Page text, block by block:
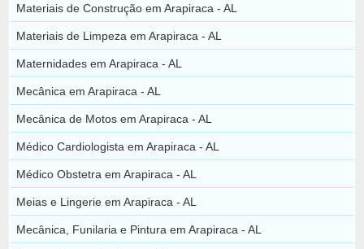
Materiais de Construção em Arapiraca - AL
Materiais de Limpeza em Arapiraca - AL
Maternidades em Arapiraca - AL
Mecânica em Arapiraca - AL
Mecânica de Motos em Arapiraca - AL
Médico Cardiologista em Arapiraca - AL
Médico Obstetra em Arapiraca - AL
Meias e Lingerie em Arapiraca - AL
Mecânica, Funilaria e Pintura em Arapiraca - AL